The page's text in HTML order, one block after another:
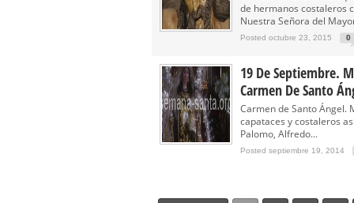
de hermanos costaleros
Nuestra Señora del
Posted octubre 23, 2015 0
19 De Septiembre.
Carmen De Santo
Carmen de Santo Ángel.
capataces y costaleros
Palomo, Alfredo...
Posted septiembre 19, 2014